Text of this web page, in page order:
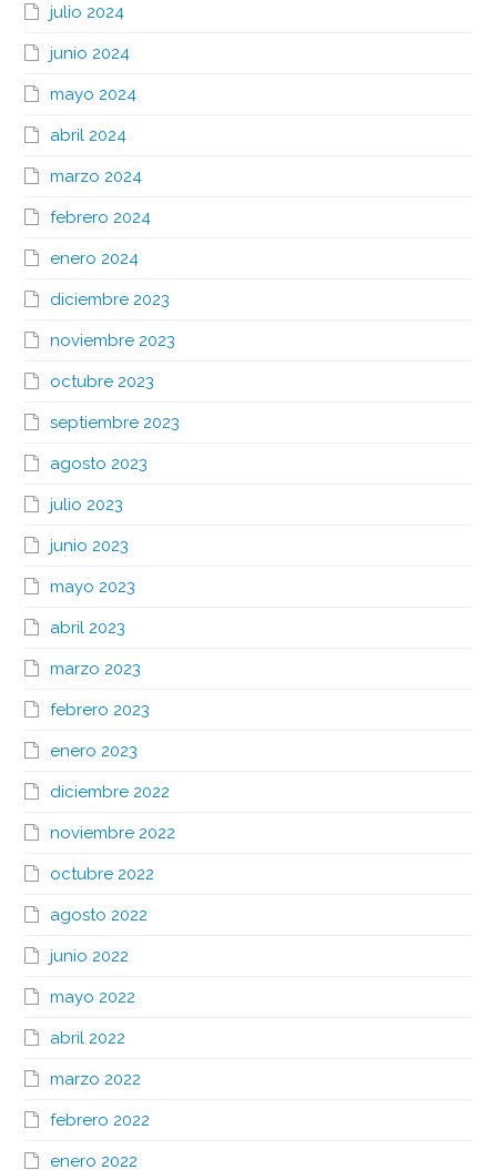
julio 2024
junio 2024
mayo 2024
abril 2024
marzo 2024
febrero 2024
enero 2024
diciembre 2023
noviembre 2023
octubre 2023
septiembre 2023
agosto 2023
julio 2023
junio 2023
mayo 2023
abril 2023
marzo 2023
febrero 2023
enero 2023
diciembre 2022
noviembre 2022
octubre 2022
agosto 2022
junio 2022
mayo 2022
abril 2022
marzo 2022
febrero 2022
enero 2022